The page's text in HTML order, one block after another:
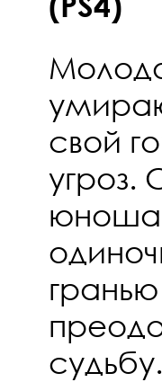
свой
угроз.
юноша
судьбу.